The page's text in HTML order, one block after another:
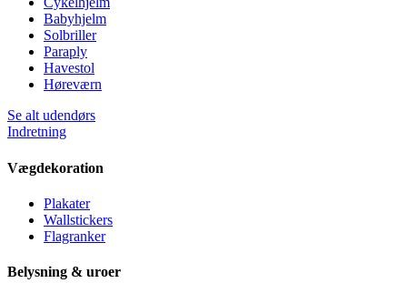
Babyhjelm
Solbriller
Paraply
Havestol
Høreværn
Se alt udendørs
Indretning
Vægdekoration
Plakater
Wallstickers
Flagranker
Belysning & uroer